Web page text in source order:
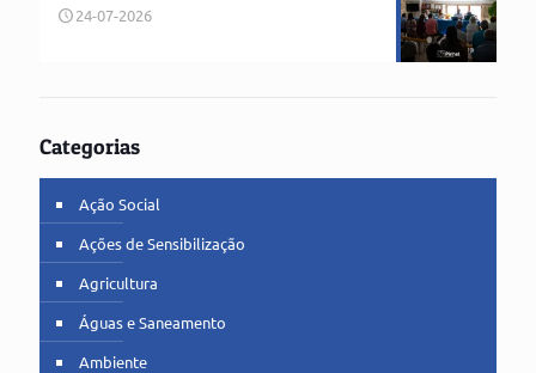
24-07-2026
Categorias
Ação Social
Ações de Sensibilização
Agricultura
Águas e Saneamento
Ambiente